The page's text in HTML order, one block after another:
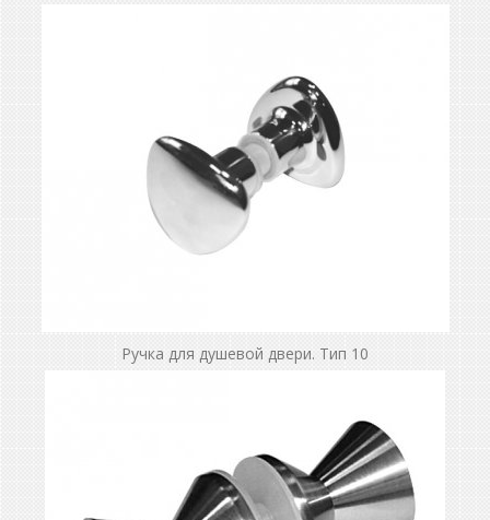
Ручка для душевой двери. Тип 10